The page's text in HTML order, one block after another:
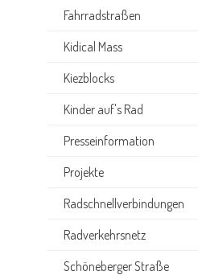
Fahrradstraßen
Kidical Mass
Kiezblocks
Kinder auf's Rad
Presseinformation
Projekte
Radschnellverbindungen
Radverkehrsnetz
Schöneberger Straße